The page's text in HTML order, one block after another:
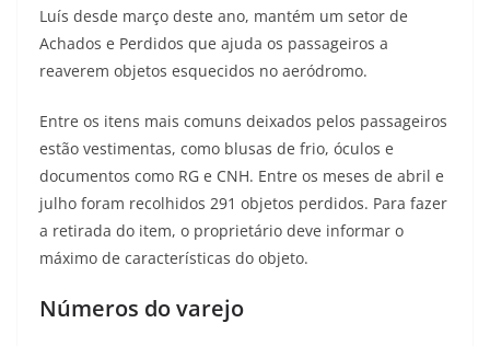
Luís desde março deste ano, mantém um setor de
Achados e Perdidos que ajuda os passageiros a
reaverem objetos esquecidos no aeródromo.
Entre os itens mais comuns deixados pelos passageiros
estão vestimentas, como blusas de frio, óculos e
documentos como RG e CNH. Entre os meses de abril e
julho foram recolhidos 291 objetos perdidos. Para fazer
a retirada do item, o proprietário deve informar o
máximo de características do objeto.
Números do varejo